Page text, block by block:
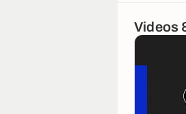
Videos